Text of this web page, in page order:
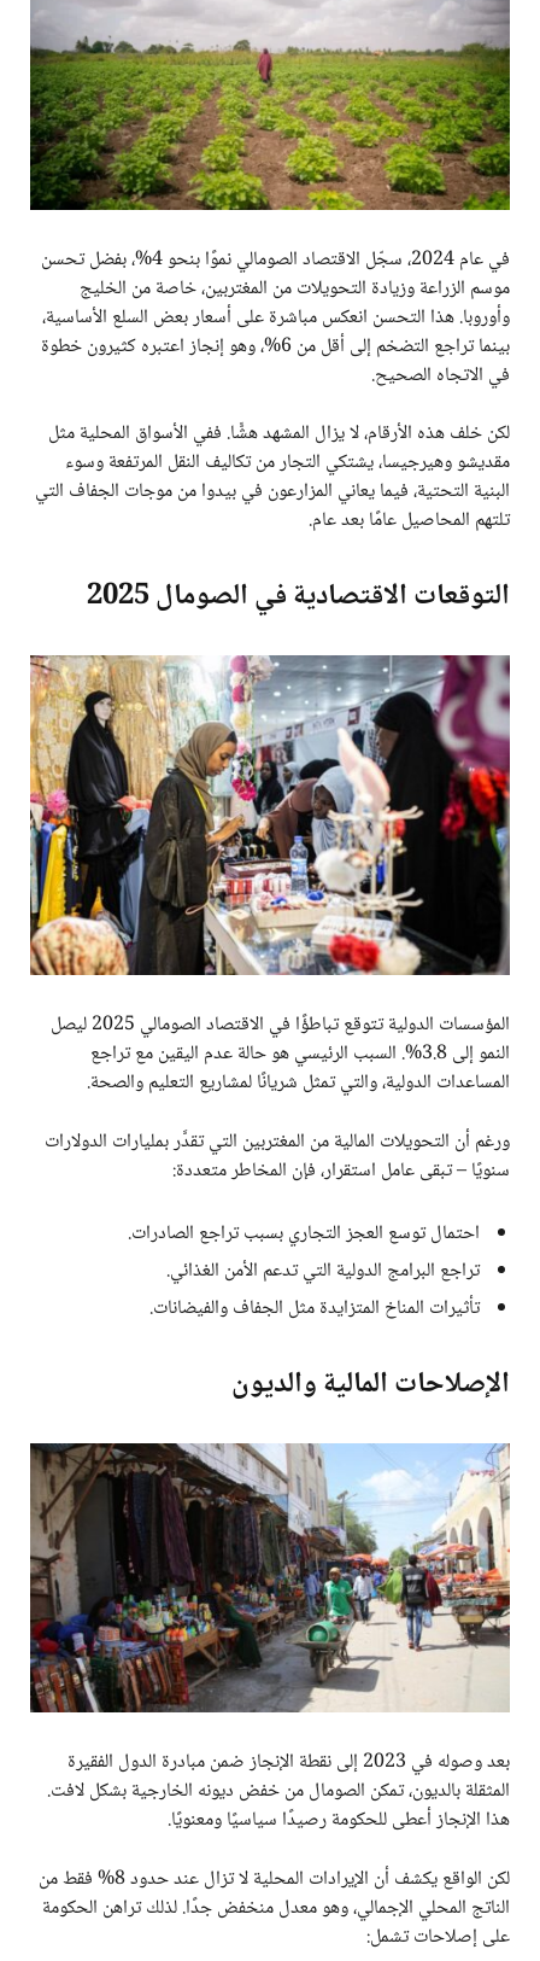
في عام 2024، سجّل الاقتصاد الصومالي نموًا بنحو 4%، بفضل تحسن
موسم الزراعة وزيادة التحويلات من المغتربين، خاصة من الخليج
وأوروبا. هذا التحسن انعكس مباشرة على أسعار بعض السلع الأساسية،
بينما تراجع التضخم إلى أقل من 6%، وهو إنجاز اعتبره كثيرون خطوة
في الاتجاه الصحيح.
لكن خلف هذه الأرقام، لا يزال المشهد هشًّا. ففي الأسواق المحلية مثل
مقديشو وهيرجيسا، يشتكي التجار من تكاليف النقل المرتفعة وسوء
البنية التحتية، فيما يعاني المزارعون في بيدوا من موجات الجفاف التي
تلتهم المحاصيل عامًا بعد عام.
التوقعات الاقتصادية في الصومال 2025
المؤسسات الدولية تتوقع تباطؤًا في الاقتصاد الصومالي 2025 ليصل
النمو إلى 3.8%. السبب الرئيسي هو حالة عدم اليقين مع تراجع
المساعدات الدولية، والتي تمثل شريانًا لمشاريع التعليم والصحة.
ورغم أن التحويلات المالية من المغتربين التي تقدَّر بمليارات الدولارات
سنويًا – تبقى عامل استقرار، فإن المخاطر متعددة:
احتمال توسع العجز التجاري بسبب تراجع الصادرات.
تراجع البرامج الدولية التي تدعم الأمن الغذائي.
تأثيرات المناخ المتزايدة مثل الجفاف والفيضانات.
الإصلاحات المالية والديون
بعد وصوله في 2023 إلى نقطة الإنجاز ضمن مبادرة الدول الفقيرة
المثقلة بالديون، تمكن الصومال من خفض ديونه الخارجية بشكل لافت.
هذا الإنجاز أعطى للحكومة رصيدًا سياسيًا ومعنويًا.
لكن الواقع يكشف أن الإيرادات المحلية لا تزال عند حدود 8% فقط من
الناتج المحلي الإجمالي، وهو معدل منخفض جدًا. لذلك تراهن الحكومة
على إصلاحات تشمل: